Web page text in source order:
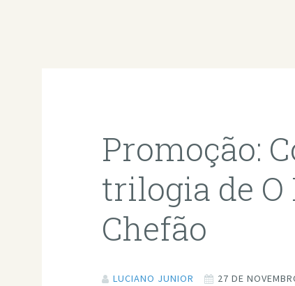
Promoção:
trilogia de O
Chefão
LUCIANO JUNIOR 27 DE